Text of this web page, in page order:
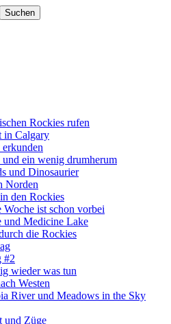
Rockies rufen
in Calgary
ein wenig drumherum
und Dinosaurier
Norden
den Rockies
Woche ist schon vorbei
und Medicine Lake
die Rockies
#2
wieder was tun
Westen
River und Meadows in the Sky
und Züge